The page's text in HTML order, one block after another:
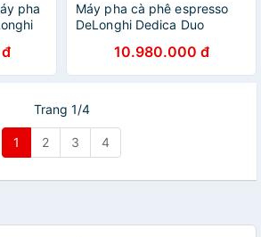
pha
Máy pha cà phê espresso
DeLonghi Dedica Duo
10.980.000 đ
Trang 1/4
1 2 3 4